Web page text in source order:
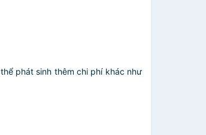
phát sinh thêm chi phí khác như